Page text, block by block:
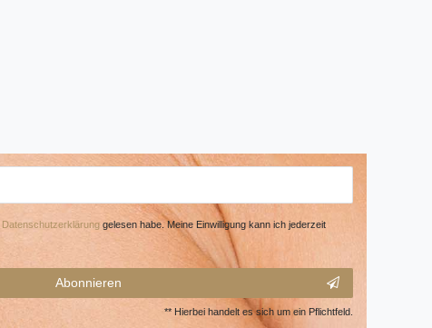
Daten­schutz­erklärunggelesen habe. Meine Einwilligung kann ich jederzeit
Abonnieren
** Hierbei handelt es sich um ein Pflichtfeld.